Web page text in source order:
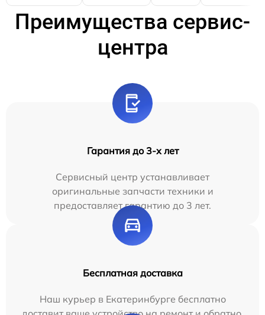
Преимущества сервис-
центра
Гарантия до 3-х лет
Сервисный центр устанавливает
оригинальные запчасти техники и
предоставляет гарантию до 3 лет.
Бесплатная доставка
Наш курьер в Екатеринбурге бесплатно